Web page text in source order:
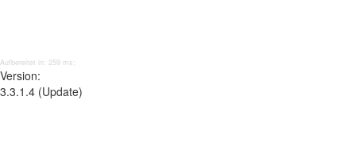
Aufbereitet in: 259 ms;
Version:
3.3.1.4 (Update)